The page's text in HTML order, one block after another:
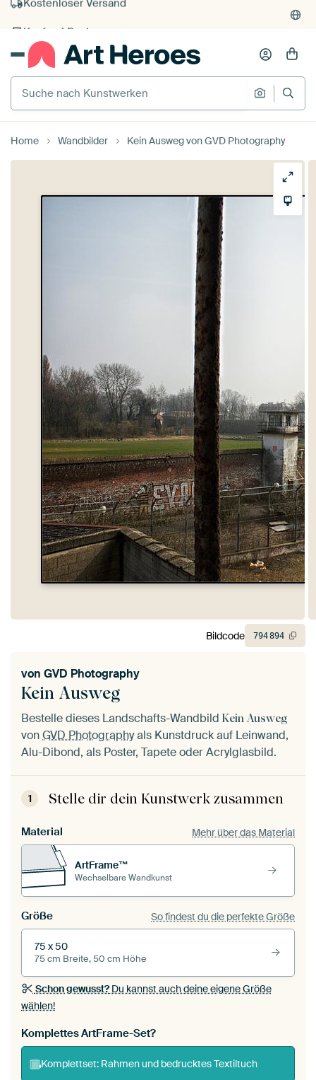
Individueller Druck auf Bestellung
Suche nach Kunstwerken
Suche
Home Wandbilder Kein Ausweg von GVD Photography
Kein Ausweg
von GVD Photography
Bestelle dieses Landschafts-Wandbild Kein Ausweg
vonGVD Photographyals Kunstdruck auf Leinwand,
Alu-Dibond, als Poster, Tapete oder Acrylglasbild.
1 Stelle dir dein Kunstwerk zusammen
Material Mehr über das Material
ArtFrame™
Wechselbare Wandkunst
Größe So findest du die perfekte Größe
75 x 50
75 cm Breite, 50 cm Höhe
Schon gewusst?Du kannst auch deine eigene Größe
wählen!
Komplettes ArtFrame-Set?
Komplettset: Rahmen und bedrucktes Textiltuch
Bildcode 794894